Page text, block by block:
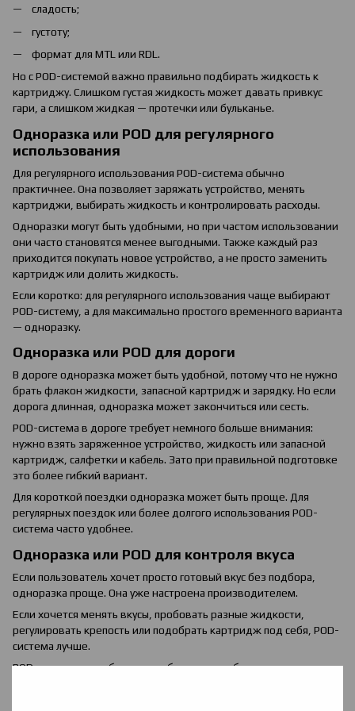
сладость;
густоту;
формат для MTL или RDL.
Но с POD-системой важно правильно подбирать жидкость к
картриджу. Слишком густая жидкость может давать привкус
гари, а слишком жидкая — протечки или бульканье.
Одноразка или POD для регулярного
использования
Для регулярного использования POD-система обычно
практичнее. Она позволяет заряжать устройство, менять
картриджи, выбирать жидкость и контролировать расходы.
Одноразки могут быть удобными, но при частом использовании
они часто становятся менее выгодными. Также каждый раз
приходится покупать новое устройство, а не просто заменить
картридж или долить жидкость.
Если коротко: для регулярного использования чаще выбирают
POD-систему, а для максимально простого временного варианта
— одноразку.
Одноразка или POD для дороги
В дороге одноразка может быть удобной, потому что не нужно
брать флакон жидкости, запасной картридж и зарядку. Но если
дорога длинная, одноразка может закончиться или сесть.
POD-система в дороге требует немного больше внимания:
нужно взять заряженное устройство, жидкость или запасной
картридж, салфетки и кабель. Зато при правильной подготовке
это более гибкий вариант.
Для короткой поездки одноразка может быть проще. Для
регулярных поездок или более долгого использования POD-
система часто удобнее.
Одноразка или POD для контроля вкуса
Если пользователь хочет просто готовый вкус без подбора,
одноразка проще. Она уже настроена производителем.
Если хочется менять вкусы, пробовать разные жидкости,
регулировать крепость или подобрать картридж под себя, POD-
система лучше.
POD-система дает больше свободы, но требует понимания